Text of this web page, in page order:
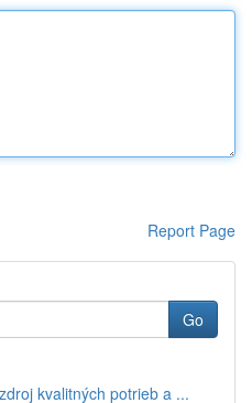
Report Page
Go
kvalitných potrieb a ...